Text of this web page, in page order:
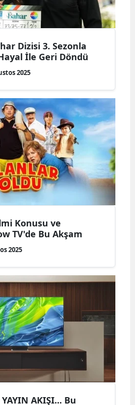
Dizisi 3. Sezonla
İle Geri Döndü
2025
Konusu ve
TV'de Bu Akşam
2025
YAYIN AKIŞI... Bu